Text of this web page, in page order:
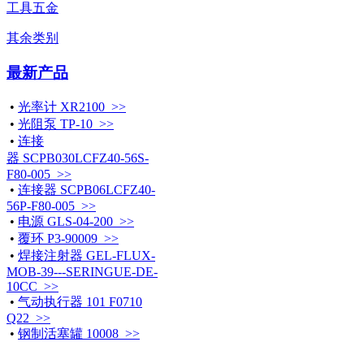
工具五金
其余类别
最新产品
• 光率计 XR2100 >>
• 光阻泵 TP-10 >>
• 连接
器 SCPB030LCFZ40-56S-
F80-005 >>
• 连接器 SCPB06LCFZ40-
56P-F80-005 >>
• 电源 GLS-04-200 >>
• 覆环 P3-90009 >>
• 焊接注射器 GEL-FLUX-
MOB-39---SERINGUE-DE-
10CC >>
• 气动执行器 101 F0710
Q22 >>
• 钢制活塞罐 10008 >>